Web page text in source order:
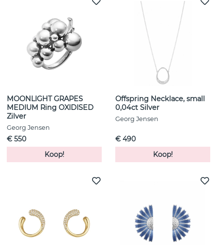
MOONLIGHT GRAPES
MEDIUM Ring OXIDISED
Zilver
Georg Jensen
€ 550
Koop!
Offspring Necklace, small
0,04ct Silver
Georg Jensen
€ 490
Koop!